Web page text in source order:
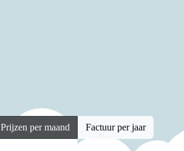
Prijzen per maand Factuur per jaar